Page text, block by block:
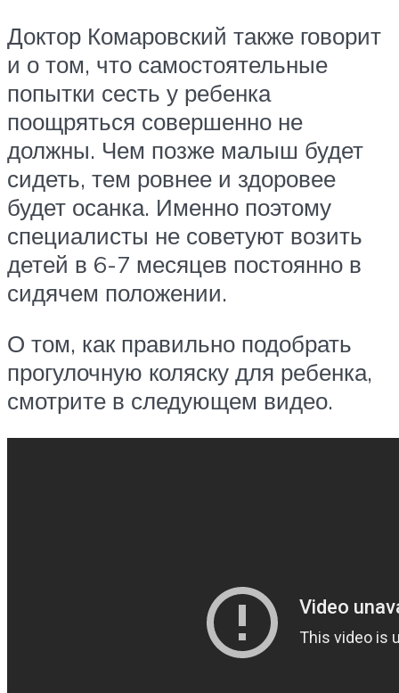
Доктор Комаровский также говорит
и о том, что самостоятельные
попытки сесть у ребенка
поощряться совершенно не
должны. Чем позже малыш будет
сидеть, тем ровнее и здоровее
будет осанка. Именно поэтому
специалисты не советуют возить
детей в 6-7 месяцев постоянно в
сидячем положении.
О том, как правильно подобрать
прогулочную коляску для ребенка,
смотрите в следующем видео.